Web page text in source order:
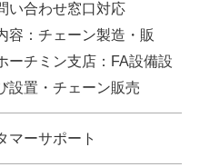
い合わせ窓口対応
容：チェーン製造・販
チミン支店：FA設備設
設置・チェーン販売
マーサポート